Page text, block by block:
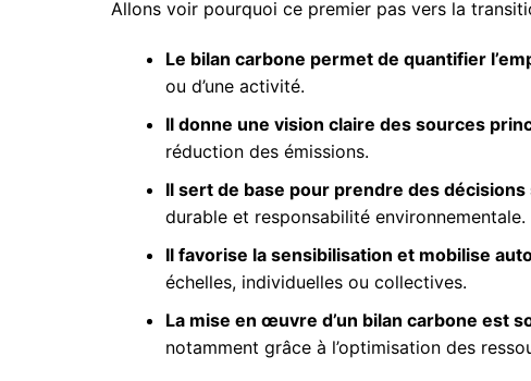
Allons voir pourquoi ce premier pas vers la
Le bilan carbone permet de quantifier
ou d’une activité.
Il donne une vision claire des sources
réduction des émissions.
Il sert de base pour prendre des
durable et responsabilité environnementale.
Il favorise la sensibilisation et mobilise
échelles, individuelles ou collectives.
La mise en œuvre d’un bilan carbone est
notamment grâce à l’optimisation des